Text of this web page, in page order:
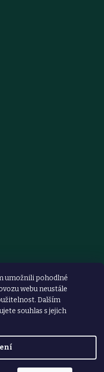
umožnili pohodlné
webu neustále
Dalším
souhlas s jejich